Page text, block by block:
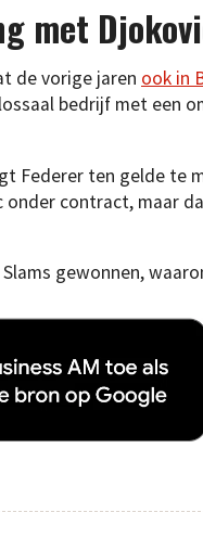
met
de vorige jaren ook in
bedrijf met een
Federer ten gelde te
contract, maar
gewonnen,